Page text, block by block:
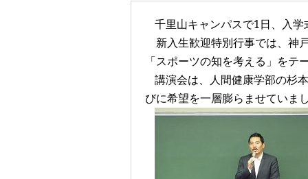
千里山キャンパスで1日、入
新入生歓迎特別行事では、 神
「スポーツの知を考える 」をテ
講演会は、人間健康学部の杉
びに希望を一層膨らませていま